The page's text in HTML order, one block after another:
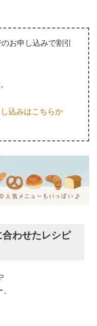
お申し込みで割引
込みはこちらか
合わせたレシピ